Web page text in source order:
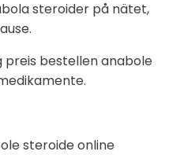
steroider på nätet,
preis bestellen anabole
steroide online